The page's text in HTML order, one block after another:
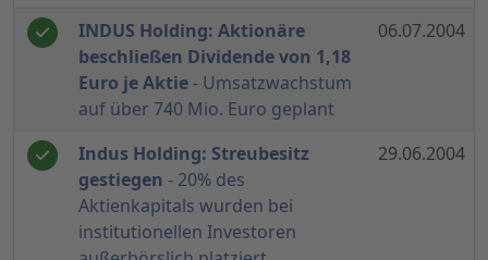
INDUS Holding: Aktionäre
beschließen Dividende von 1,18
Euro je Aktie - Umsatzwachstum
auf über 740 Mio. Euro geplant
06.07.2004
Indus Holding: Streubesitz
gestiegen - 20% des
Aktienkapitals wurden bei
institutionellen Investoren
29.06.2004